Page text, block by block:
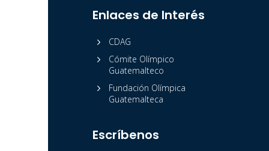
Enlaces de Interés
5
CDAG
5
Cómite Olímpico
Guatemalteco
5
Fundación Olímpica
Guatemalteca
Escríbenos